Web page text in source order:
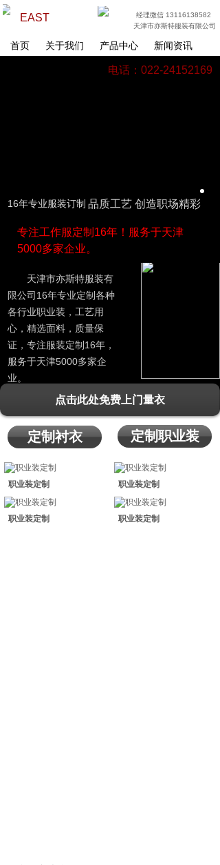
EAST
经理微信 13116138582
天津市亦斯特服装有限公司
首页 关于我们 产品中心 新闻资讯
电话：022-24152169
品质工艺 创造职场精彩
16年专业服装订制
专注工作服定制16年！服务于天津
5000多家企业。
天津市亦斯特服装有
限公司16年专业定制各种
各行业职业装，工艺用
心，精选面料，质量保
证，专注服装定制16年，
服务于天津5000多家企
业。
点击此处免费上门量衣
定制职业装
定制衬衣
职业装定制 职业装定制
职业装定制 职业装定制